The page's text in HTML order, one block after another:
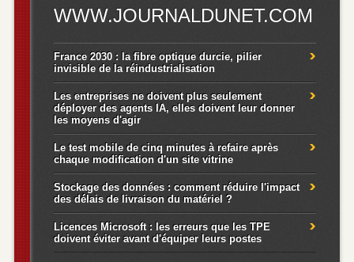
WWW.JOURNALDUNET.COM
France 2030 : la fibre optique durcie, pilier
invisible de la réindustrialisation
Les entreprises ne doivent plus seulement
déployer des agents IA, elles doivent leur donner
les moyens d'agir
Le test mobile de cinq minutes à refaire après
chaque modification d'un site vitrine
Stockage des données : comment réduire l'impact
des délais de livraison du matériel ?
Licences Microsoft : les erreurs que les TPE
doivent éviter avant d'équiper leurs postes